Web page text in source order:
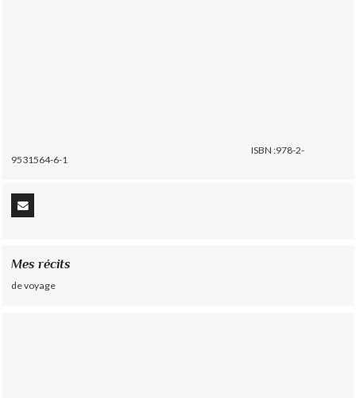
ISBN :978-2-
9531564-6-1
Mes récits
de voyage